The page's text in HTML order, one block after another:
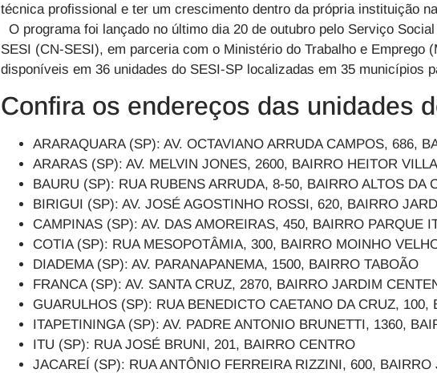
técnica profissional e ter um crescimento dentro da própria instituição
O programa foi lançado no último dia 20 de outubro pelo Serviço
SESI (CN-SESI), em parceria com o Ministério do Trabalho e Emprego
disponíveis em 36 unidades do SESI-SP localizadas em 35 municípios
Confira os endereços das unidades
ARARAQUARA (SP): AV. OCTAVIANO ARRUDA CAMPOS,
ARARAS (SP): AV. MELVIN JONES, 2600, BAIRRO HEITOR
BAURU (SP): RUA RUBENS ARRUDA, 8-50, BAIRRO ALTOS DA
BIRIGUI (SP): AV. JOSÉ AGOSTINHO ROSSI, 620, BAIRRO
CAMPINAS (SP): AV. DAS AMOREIRAS, 450, BAIRRO PARQUE
COTIA (SP): RUA MESOPOTÂMIA, 300, BAIRRO MOINHO
DIADEMA (SP): AV. PARANAPANEMA, 1500, BAIRRO TABOÃO
FRANCA (SP): AV. SANTA CRUZ, 2870, BAIRRO JARDIM
GUARULHOS (SP): RUA BENEDICTO CAETANO DA CRUZ, 100,
ITAPETININGA (SP): AV. PADRE ANTONIO BRUNETTI, 1360,
ITU (SP): RUA JOSÉ BRUNI, 201, BAIRRO CENTRO
JACAREÍ (SP): RUA ANTÔNIO FERREIRA RIZZINI, 600,